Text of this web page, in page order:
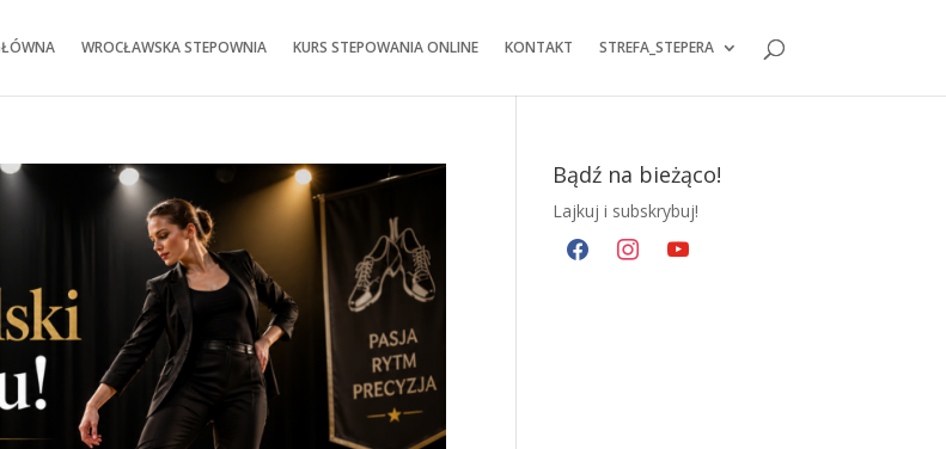
WROCŁAWSKA STEPOWNIA KURS STEPOWANIA ONLINE KONTAKT STREFA_STEPERA
Bądź na bieżąco!
Lajkuj i subskrybuj!
facebookinstagramyoutube